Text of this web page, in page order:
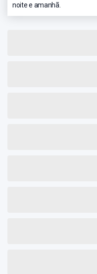
noite e amanhã.